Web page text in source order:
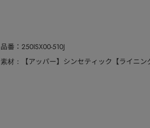
品番 250ISX00-510J
素材 【アッパー】シンセティック【ライニ